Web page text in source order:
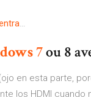
…
7ou 8
en esta parte,
los HDMI